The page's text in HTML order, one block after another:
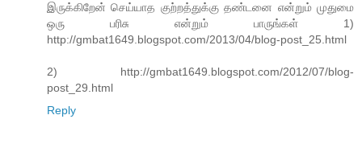
இருக்கிறேன் செய்யாத குற்றத்துக்கு தண்டனை என்றும் முதுமை
ஒரு பரிசு என்றும் பாருங்கள் 1)
http://gmbat1649.blogspot.com/2013/04/blog-post_25.html
2) http://gmbat1649.blogspot.com/2012/07/blog-
post_29.html
Reply